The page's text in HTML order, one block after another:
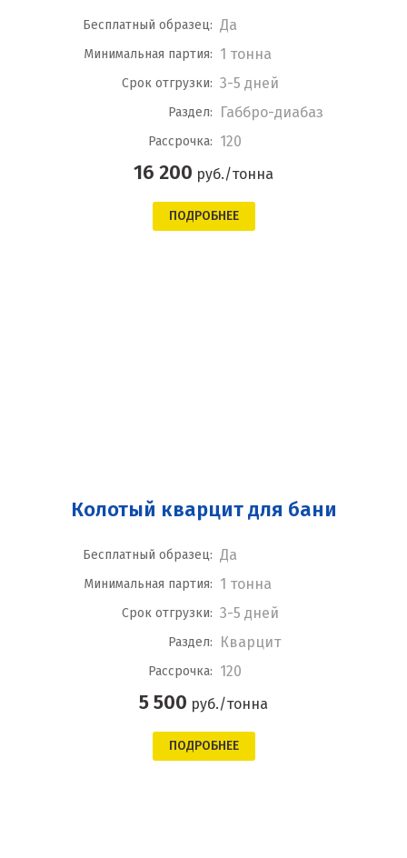
Бесплатный образец: Да
Минимальная партия: 1 тонна
Срок отгрузки: 3-5 дней
Раздел: Габбро-диабаз
Рассрочка: 120
16 200 руб./тонна
ПОДРОБНЕЕ
Колотый кварцит для бани
Бесплатный образец: Да
Минимальная партия: 1 тонна
Срок отгрузки: 3-5 дней
Раздел: Кварцит
Рассрочка: 120
5 500 руб./тонна
ПОДРОБНЕЕ